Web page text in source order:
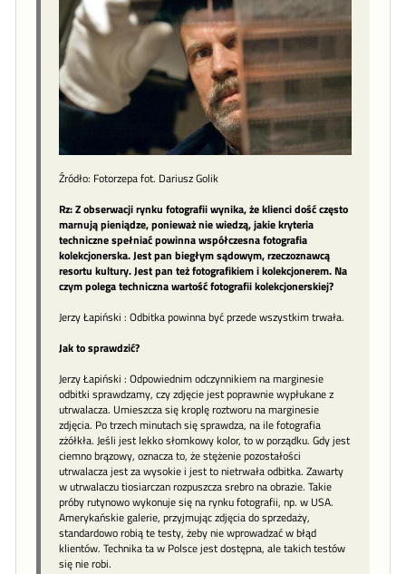
Źródło: Fotorzepa fot. Dariusz Golik
Rz: Z obserwacji rynku fotografii wynika, że klienci dość często
marnują pieniądze, ponieważ nie wiedzą, jakie kryteria
techniczne spełniać powinna współczesna fotografia
kolekcjonerska. Jest pan biegłym sądowym, rzeczoznawcą
resortu kultury. Jest pan też fotografikiem i kolekcjonerem. Na
czym polega techniczna wartość fotografii kolekcjonerskiej?
Jerzy Łapiński : Odbitka powinna być przede wszystkim trwała.
Jak to sprawdzić?
Jerzy Łapiński : Odpowiednim odczynnikiem na marginesie
odbitki sprawdzamy, czy zdjęcie jest poprawnie wypłukane z
utrwalacza. Umieszcza się kroplę roztworu na marginesie
zdjęcia. Po trzech minutach się sprawdza, na ile fotografia
zżółkła. Jeśli jest lekko słomkowy kolor, to w porządku. Gdy jest
ciemno brązowy, oznacza to, że stężenie pozostałości
utrwalacza jest za wysokie i jest to nietrwała odbitka. Zawarty
w utrwalaczu tiosiarczan rozpuszcza srebro na obrazie. Takie
próby rutynowo wykonuje się na rynku fotografii, np. w USA.
Amerykańskie galerie, przyjmując zdjęcia do sprzedaży,
standardowo robią te testy, żeby nie wprowadzać w błąd
klientów. Technika ta w Polsce jest dostępna, ale takich testów
się nie robi.